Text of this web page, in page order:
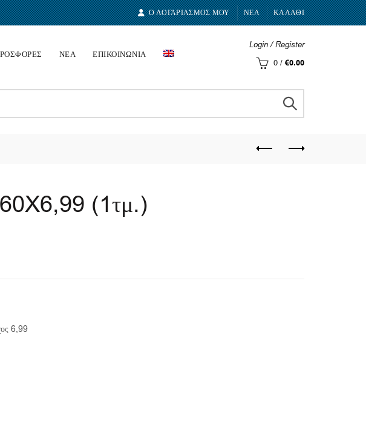
Ο ΛΟΓΑΡΙΑΣΜΟΣ ΜΟΥ ΝΕΑ ΚΑΛΑΘΙ
ΝΕΑ ΕΠΙΚΟΙΝΩΝΙΑ
Login / Register
0 / €0.00
(1τμ.)
6,99